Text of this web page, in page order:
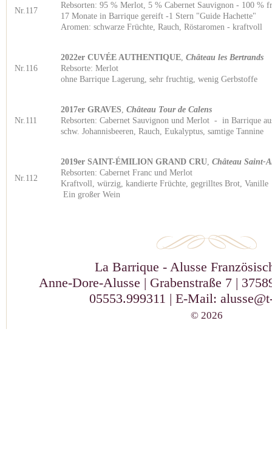
Nr.117
Rebsorten: 95 % Merlot, 5 % Cabernet Sauvignon - 100 %
17 Monate in Barrique gereift -1 Stern "Guide Hachette"
Aromen: schwarze Früchte, Rauch, Röstaromen - kraftvoll
Nr.116
2022er CUVÉE AUTHENTIQUE, Château les Bertrands
Rebsorte: Merlot
ohne Barrique Lagerung, sehr fruchtig, wenig Gerbstoffe
Nr.111
2017er GRAVES, Château Tour de Calens
Rebsorten: Cabernet Sauvignon und Merlot - in Barrique
schw. Johannisbeeren, Rauch, Eukalyptus, samtige Tannine
Nr.112
2019er SAINT-ÉMILION GRAND CRU, Château Saint-
Rebsorten: Cabernet Franc und Merlot
Kraftvoll, würzig, kandierte Früchte, gegrilltes
Ein großer Wein
La Barrique - Alusse
Anne-Dore-Alusse | Grabenstraße 7 |
05553.999311 | E-Mail:
© 2026